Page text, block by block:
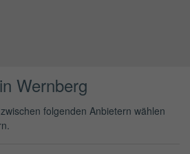
Wernberg
folgenden Anbietern wählen